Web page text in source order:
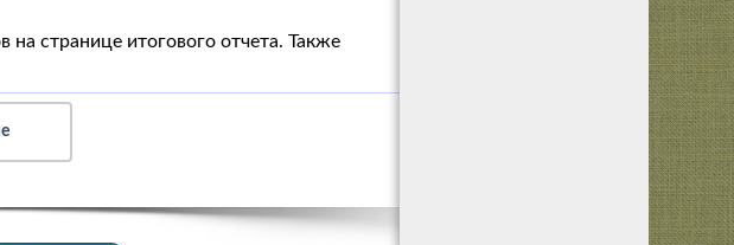
на странице итогового отчета. Также